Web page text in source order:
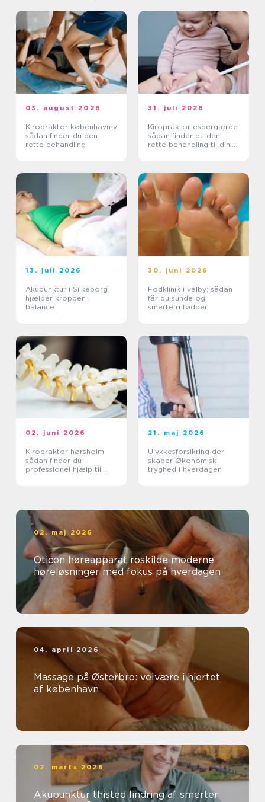
03. august 2026
Kiropraktor københavn v
sådan finder du den
rette behandling
31. juli 2026
Kiropraktor espergærde
sådan finder du den
rette behandling til dine
13. juli 2026
Akupunktur i Silkeborg
hjælper kroppen i
balance
30. juni 2026
Fodklinik i valby: sådan
får du sunde og
smertefri fødder
02. juni 2026
Kiropraktor hørsholm
sådan finder du
professionel hjælp til
21. maj 2026
Ulykkesforsikring der
skaber Økonomisk
tryghed i hverdagen
02. maj 2026
Oticon høreapparat roskilde moderne
høreløsninger med fokus på hverdagen
04. april 2026
Massage på Østerbro: velvære i hjertet
af københavn
02. marts 2026
Akupunktur thisted lindring af smerter